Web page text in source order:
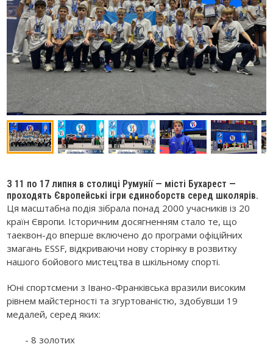
З 11 по 17 липня в столиці Румунії — місті Бухарест —
проходять Європейські ігри єдиноборств серед школярів.
Ця масштабна подія зібрала понад 2000 учасників із 20
країн Європи. Історичним досягненням стало те, що
таеквон-до вперше включено до програми офіційних
змагань ESSF, відкриваючи нову сторінку в розвитку
нашого бойового мистецтва в шкільному спорті.
Юні спортсмени з Івано-Франківська вразили високим
рівнем майстерності та згуртованістю, здобувши 19
медалей, серед яких:
- 8 золотих